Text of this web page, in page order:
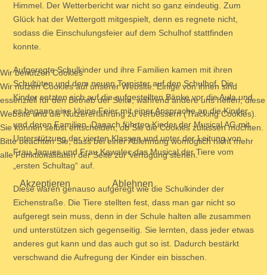
Himmel. Der Wetterbericht war nicht so ganz eindeutig. Zum
Glück hat der Wettergott mitgespielt, denn es regnete nicht,
sodass die Einschulungsfeier auf dem Schulhof stattfinden
konnte.
Aufgeregte Schulkinder und ihre Familien kamen mit ihren
Schultüten und dem neuen Tornister auf den Schulhof. Die
Kinder setzten sich auf die aufgestellten Bänke vor die Aula und
es begann eine kleine Feier mit einer Ansprache an die Kinder
und deren Familien. Danach führten Kinder der Musical AG mit
Unterstützung der vierten Klassen und unter der Leitung von
Frau Jaques und Frau Kawalec das Musical der Tiere vom
„ersten Schultag“ auf.
Diese waren genauso aufgeregt wie die Schulkinder der
Eichenstraße. Die Tiere stellten fest, dass man gar nicht so
aufgeregt sein muss, denn in der Schule halten alle zusammen
und unterstützen sich gegenseitig. Sie lernten, dass jeder etwas
anderes gut kann und das auch gut so ist. Dadurch bestärkt
verschwand die Aufregung der Kinder ein bisschen.
Wir benutzen Cookies
Wir nutzen Cookies auf unserer Website. Einige von ihnen sind
essenziell für den Betrieb der Seite, während andere uns helfen, diese
Website und die Nutzererfahrung zu verbessern (Tracking Cookies).
Sie können selbst entscheiden, ob Sie die Cookies zulassen möchten.
Bitte beachten Sie, dass bei einer Ablehnung womöglich nicht mehr
alle Funktionalitäten der Seite zur Verfügung stehen.
Akzeptieren Ablehnen